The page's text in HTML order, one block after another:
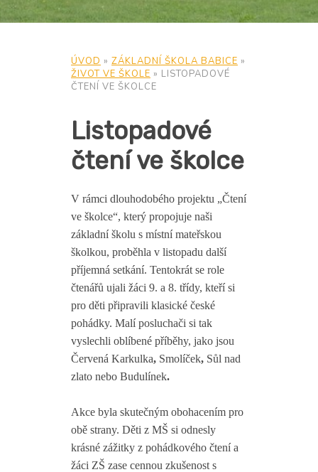
ÚVOD » ZÁKLADNÍ ŠKOLA BABICE »
ŽIVOT VE ŠKOLE » LISTOPADOVÉ
ČTENÍ VE ŠKOLCE
Listopadové
čtení ve školce
V rámci dlouhodobého projektu „Čtení
ve školce“, který propojuje naši
základní školu s místní mateřskou
školkou, proběhla v listopadu další
příjemná setkání. Tentokrát se role
čtenářů ujali žáci 9. a 8. třídy, kteří si
pro děti připravili klasické české
pohádky. Malí posluchači si tak
vyslechli oblíbené příběhy, jako jsou
Červená Karkulka, Smolíček, Sůl nad
zlato nebo Budulínek.
Akce byla skutečným obohacením pro
obě strany. Děti z MŠ si odnesly
krásné zážitky z pohádkového čtení a
žáci ZŠ zase cennou zkušenost s